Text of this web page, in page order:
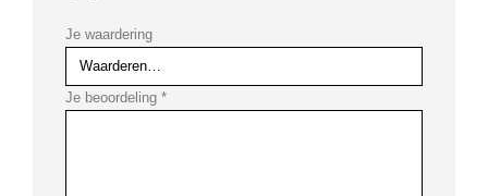
Je waardering
Je beoordeling *